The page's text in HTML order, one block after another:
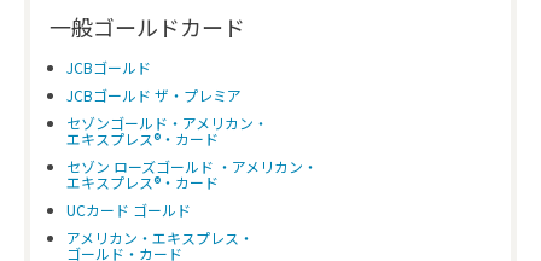
一般ゴールドカード
JCBゴールド
JCBゴールド ザ・プレミア
セゾンゴールド・アメリカン・
エキスプレス®・カード
セゾン ローズゴールド ・アメリカン・
エキスプレス®・カード
UCカード ゴールド
アメリカン・エキスプレス・
ゴールド・カード